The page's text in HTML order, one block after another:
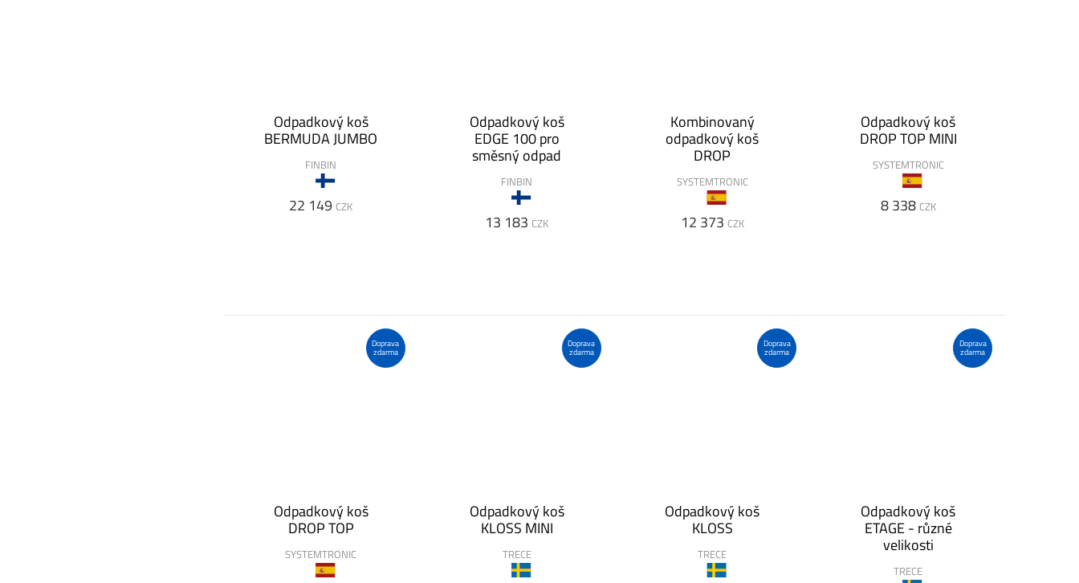
Odpadkový koš
BERMUDA JUMBO
FINBIN
22 149 CZK
Odpadkový koš
EDGE 100 pro
směsný odpad
FINBIN
13 183 CZK
Kombinovaný
odpadkový koš
DROP
SYSTEMTRONIC
12 373 CZK
Odpadkový koš
DROP TOP MINI
SYSTEMTRONIC
8 338 CZK
Doprava
zdarma
Odpadkový koš
DROP TOP
SYSTEMTRONIC
Doprava
zdarma
Odpadkový koš
KLOSS MINI
TRECE
Doprava
zdarma
Odpadkový koš
KLOSS
TRECE
Doprava
zdarma
Odpadkový koš
ETAGE - různé
velikosti
TRECE